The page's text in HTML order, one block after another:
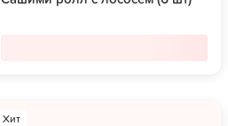
Хит